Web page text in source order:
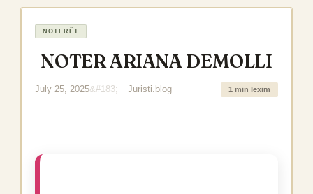
NOTERËT
NOTER ARIANA DEMOLLI
July 25, 2025 Juristi.blog 1 min lexim